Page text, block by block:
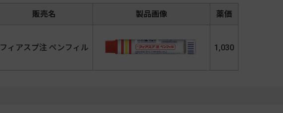
販売名 製品画像 薬価
フィアスプ注 ペンフィル 1,030